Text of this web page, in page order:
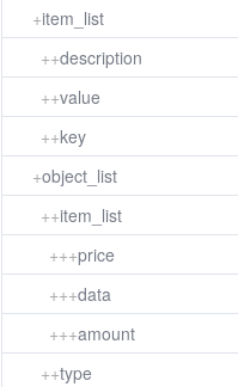
+item_list
++description
++value
++key
+object_list
++item_list
+++price
+++data
+++amount
++type